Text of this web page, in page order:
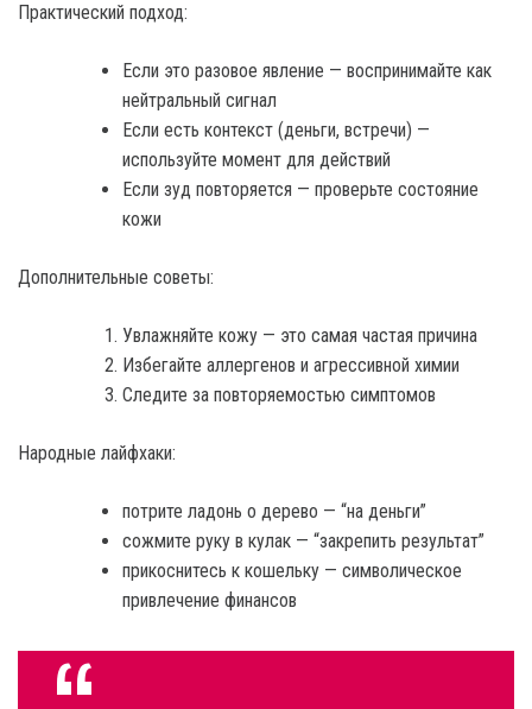
Практический подход:
Если это разовое явление — воспринимайте как
нейтральный сигнал
Если есть контекст (деньги, встречи) —
используйте момент для действий
Если зуд повторяется — проверьте состояние
кожи
Дополнительные советы:
Увлажняйте кожу — это самая частая причина
Избегайте аллергенов и агрессивной химии
Следите за повторяемостью симптомов
Народные лайфхаки:
потрите ладонь о дерево — “на деньги”
сожмите руку в кулак — “закрепить результат”
прикоснитесь к кошельку — символическое
привлечение финансов